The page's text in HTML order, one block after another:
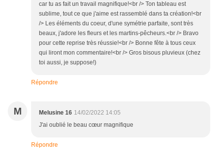
car tu as fait un travail magnifique!<br /> Ton tableau est
sublime, tout ce que j'aime est rassemblé dans ta création!<br
/> Les éléments du coeur, d'une symétrie parfaite, sont très
beaux, j'adore les fleurs et les martins-pêcheurs.<br /> Bravo
pour cette reprise très réussie!<br /> Bonne fête à tous ceux
qui liront mon commentaire!<br /> Gros bisous pluvieux (chez
toi aussi, je suppose!)
Répondre
M Melusine 16 14/02/2022 14:05
J'ai oublié le beau cœur magnifique
Répondre